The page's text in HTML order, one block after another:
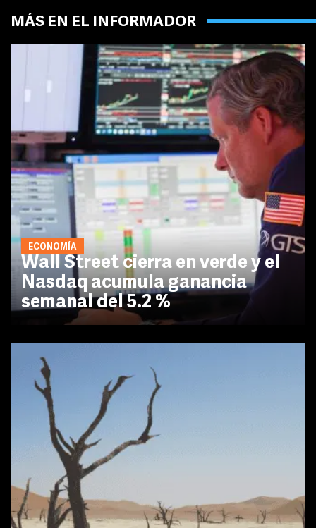
MÁS EN EL INFORMADOR
ECONOMÍA
Wall Street cierra en verde y el
Nasdaq acumula ganancia
semanal del 5.2 %